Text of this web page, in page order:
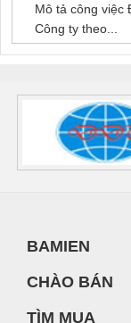
Mô tả công việc
Công ty theo...
BAMIEN
CHÀO BÁN
TÌM MUA